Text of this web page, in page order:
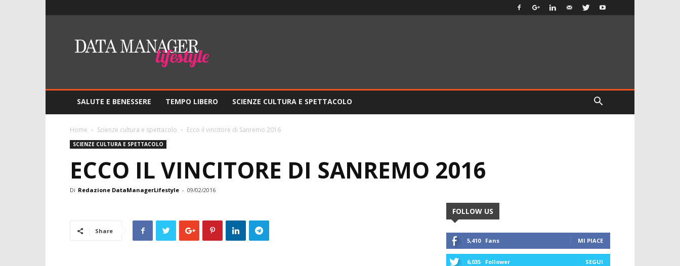
DMO
Online
SALUTE E BENESSERE
TEMPO LIBERO SCIENZE CULTURA E SPETTACOLO
Home Scienze cultura e spettacolo Ecco il vincitore di Sanremo 2016
SCIENZE CULTURA E SPETTACOLO
ECCO IL VINCITORE DI SANREMO 2016
Di Redazione DataManagerLifestyle - 09/02/2016
Share
FOLLOW US
5,410 Fans MI PIACE
6,035 Follower SEGUI